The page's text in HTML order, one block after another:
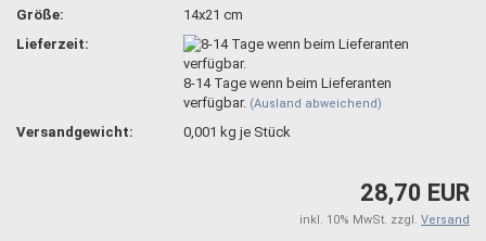
Größe:
14x21 cm
Lieferzeit:
8-14 Tage wenn beim Lieferanten
verfügbar. (Ausland abweichend)
Versandgewicht: 0,001 kg je Stück
28,70 EUR
inkl. 10% MwSt. zzgl. Versand